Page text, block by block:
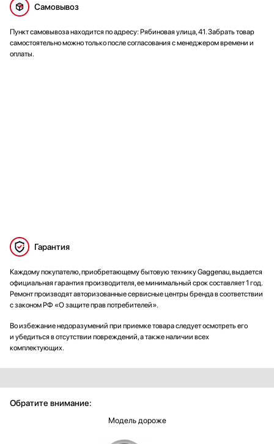
Самовывоз
Пункт самовывоза находится по адресу: Рябиновая улица, 41. Забрать товар
самостоятельно можно только после согласования с менеджером времени и
оплаты.
Гарантия
Каждому покупателю, приобретающему бытовую технику Gaggenau, выдается
официальная гарантия производителя, ее минимальный срок составляет 1 год.
Ремонт производят авторизованные сервисные центры бренда в соответствии
с законом РФ «О защите прав потребителей».
Во избежание недоразумений при приемке товара следует осмотреть его
и убедиться в отсутствии повреждений, а также наличии всех
комплектующих.
Обратите внимание:
Модель дороже